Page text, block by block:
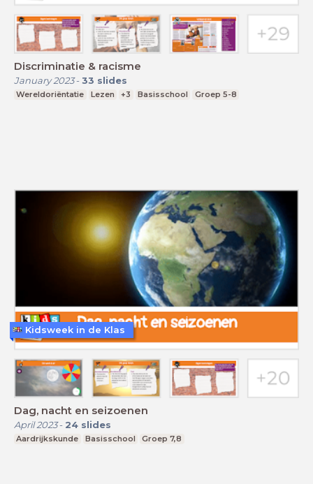
Discriminatie & racisme
January 2023- 33 slides
Wereldoriëntatie Lezen +3 Basisschool Groep 5-8
Dag, nacht en seizoenen
April 2023- 24 slides
Aardrijkskunde Basisschool Groep 7,8
Kidsweek in de Klas